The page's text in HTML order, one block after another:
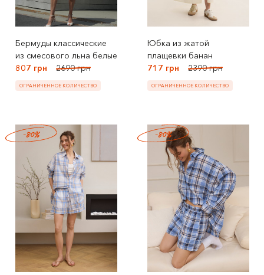
Бермуды классические
из смесового льна белые
807 грн
2690 грн
ОГРАНИЧЕННОЕ КОЛИЧЕСТВО
Юбка из жатой
плащевки банан
717 грн
2390 грн
ОГРАНИЧЕННОЕ КОЛИЧЕСТВО
-80% -80%